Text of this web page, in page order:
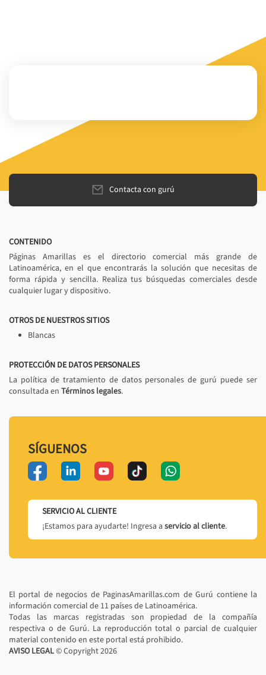
Contacta con gurú
CONTENIDO
Páginas Amarillas es el directorio comercial más grande de
Latinoamérica, en el que encontrarás la solución que necesitas de
forma rápida y sencilla. Realiza tus búsquedas comerciales desde
cualquier lugar y dispositivo.
OTROS DE NUESTROS SITIOS
Blancas
PROTECCIÓN DE DATOS PERSONALES
La política de tratamiento de datos personales de gurú puede ser
consultada en Términos legales.
SÍGUENOS
SERVICIO AL CLIENTE
¡Estamos para ayudarte! Ingresa a servicio al cliente.
El portal de negocios de PaginasAmarillas.com de Gurú contiene la
información comercial de 11 países de Latinoamérica.
Todas las marcas registradas son propiedad de la compañía
respectiva o de Gurú. La reproducción total o parcial de cualquier
material contenido en este portal está prohibido.
AVISO LEGAL© Copyright2026